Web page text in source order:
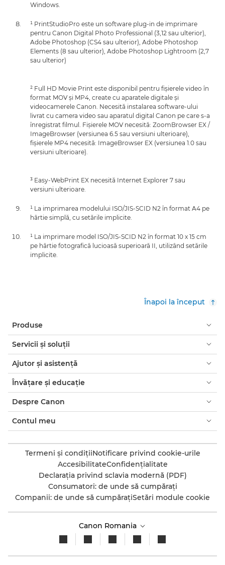
Windows.
¹ PrintStudioPro este un software plug-in de imprimare
pentru Canon Digital Photo Professional (3,12 sau ulterior),
Adobe Photoshop (CS4 sau ulterior), Adobe Photoshop
Elements (8 sau ulterior), Adobe Photoshop Lightroom (2,7
sau ulterior)
² Full HD Movie Print este disponibil pentru fişierele video în
format MOV şi MP4, create cu aparatele digitale şi
videocamerele Canon. Necesită instalarea software-ului
livrat cu camera video sau aparatul digital Canon pe care s-a
înregistrat filmul. Fişierele MOV necesită: ZoomBrowser EX /
ImageBrowser (versiunea 6.5 sau versiuni ulterioare),
fişierele MP4 necesită: ImageBrowser EX (versiunea 1.0 sau
versiuni ulterioare).
³ Easy-WebPrint EX necesită Internet Explorer 7 sau
versiuni ulterioare.
¹ La imprimarea modelului ISO/JIS-SCID N2 în format A4 pe
hârtie simplă, cu setările implicite.
¹ La imprimare model ISO/JIS-SCID N2 în format 10 x 15 cm
pe hârtie fotografică lucioasă superioară II, utilizând setările
implicite.
Înapoi la început
Produse
Servicii şi soluţii
Ajutor şi asistenţă
Învăţare şi educaţie
Despre Canon
Contul meu
Termeni şi condiţiiNotificare privind cookie-urile
AccesibilitateConfidenţialitate
Declaraţia privind sclavia modernă (PDF)
Consumatori: de unde să cumpăraţi
Companii: de unde să cumpăraţiSetări module cookie
Canon Romania